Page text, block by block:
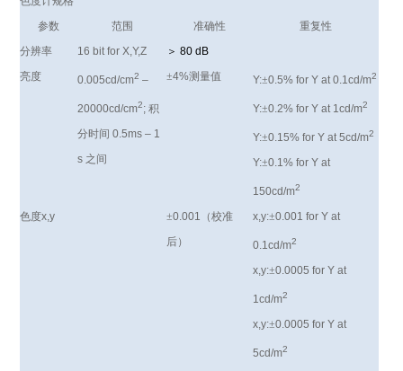
参数
范围 准确性
重复性
分辨率
16 bit for X,Y,Z ＞ 80 dB
亮度
0.005cd/cm2 –
20000cd/cm2;积
分时间 0.5ms – 1
s 之间
±4%测量值 Y:±0.5% for Y at 0.1cd/m2
Y:±0.2% for Y at 1cd/m2
Y:±0.15% for Y at 5cd/m2
Y:±0.1% for Y at
150cd/m2
色度x,y ±0.001 （校准
后）
x,y:±0.001 for Y at
0.1cd/m2
x,y:±0.0005 for Y at
1cd/m2
x,y:±0.0005 for Y at
5cd/m2